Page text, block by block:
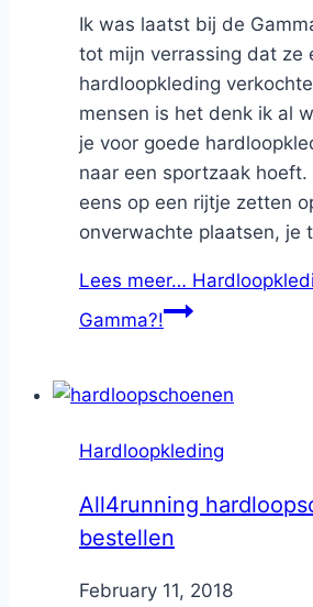
Ik was laatst bij de
tot mijn verrassing dat ze
hardloopkleding
mensen is het denk ik al
je voor goede
naar een sportzaak
eens op een rijtje zetten
onverwachte plaatsen, je
Lees meer…
Gamma?!
Hardloopkleding
All4running
bestellen
ByNicole
February 11, 2018